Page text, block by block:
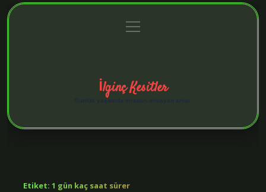
Gizlilik Politikası
menüyü
aç
İlginç Kesitler
Etiket: 1 gün kaç saat sürer